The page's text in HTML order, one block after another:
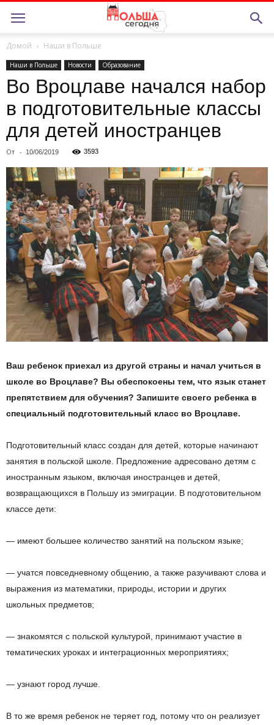
Домой Наши в Польше
Наши в Польше Новости Образование
Во Вроцлаве начался набор
в подготовительные классы
для детей иностранцев
От - 10/06/2019 3593
Ваш ребенок приехал из другой страны и начал учиться в
школе во Вроцлаве? Вы обеспокоены тем, что язык станет
препятствием для обучения? Запишите своего ребенка в
специальный подготовительный класс во Вроцлаве.
Подготовительный класс создан для детей, которые начинают
занятия в польской школе. Предложение адресовано детям с
иностранным языком, включая иностранцев и детей,
возвращающихся в Польшу из эмиграции. В подготовительном
классе дети:
— имеют большее количество занятий на польском языке;
— учатся повседневному общению, а также разучивают слова и
выражения из математики, природы, истории и других
школьных предметов;
— знакомятся с польской культурой, принимают участие в
тематических уроках и интеграционных мероприятиях;
— узнают город лучше.
В то же время ребенок не теряет год, потому что он реализует